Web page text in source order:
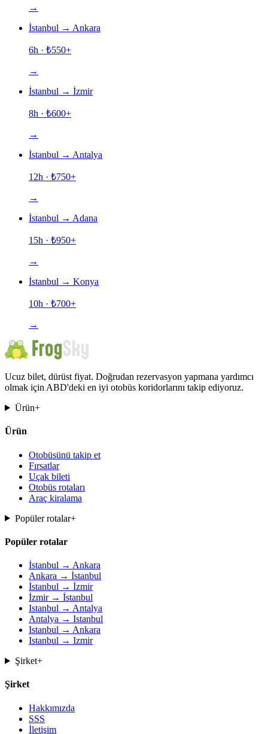
→
İstanbul → Ankara
6h · ₺550+
→
İstanbul → İzmir
8h · ₺600+
→
İstanbul → Antalya
12h · ₺750+
→
İstanbul → Adana
15h · ₺950+
→
İstanbul → Konya
10h · ₺700+
→
Ucuz bilet, dürüst fiyat. Doğrudan rezervasyon yapmana yardımcı
olmak için ABD'deki en iyi otobüs koridorlarını takip ediyoruz.
Ürün+
Ürün
Otobüsünü takip et
Fırsatlar
Uçak bileti
Otobüs rotaları
Araç kiralama
Popüler rotalar+
Popüler rotalar
İstanbul → Ankara
Ankara → İstanbul
İstanbul → İzmir
İzmir → İstanbul
Istanbul → Antalya
Antalya → Istanbul
Istanbul → Ankara
Istanbul → Izmir
Şirket+
Şirket
Hakkımızda
SSS
İletişim